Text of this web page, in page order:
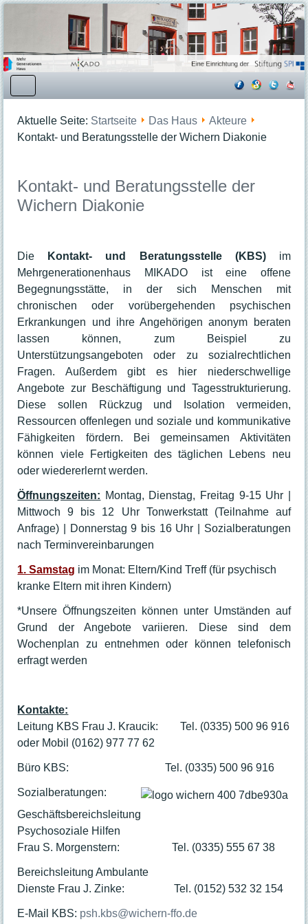
Kooperationspartner
Bildungsangebote
Dienstleistungen
Kreativangebote
Veranstaltungen & Kurse
Veranstaltungsübersicht
Kursplan
Ausstellungen
Das Haus
Leitbild
Das MIKADO in "Bild und Ton"
Geschichte
Akteure
Ehrenamt
Praktikum
Raumvermietung
Galerie
Hausordnung
Kontakt
Ansprechpartner:innen
Öffnungszeiten
Sprechzeiten
Aktuelle Seite: Startseite Das Haus
Akteure
Kontakt- und Beratungsstelle der Wichern Diakonie
Kontakt- und Beratungsstelle der
Wichern Diakonie
Die Kontakt- und Beratungsstelle (KBS)im
Mehrgenerationenhaus MIKADO ist eine offene
Begegnungsstätte, in der sich Menschen mit
chronischen oder vorübergehenden psychischen
Erkrankungen und ihre Angehörigen anonym beraten
lassen können, zum Beispiel zu
Unterstützungsangeboten oder zu sozialrechtlichen
Fragen. Außerdem gibt es hier niederschwellige
Angebote zur Beschäftigung und Tagesstrukturierung.
Diese sollen Rückzug und Isolation vermeiden,
Ressourcen offenlegen und soziale und kommunikative
Fähigkeiten fördern. Bei gemeinsamen Aktivitäten
können viele Fertigkeiten des täglichen Lebens neu
oder wiedererlernt werden.
Öffnungszeiten: Montag, Dienstag, Freitag 9-15 Uhr |
Mittwoch 9 bis 12 Uhr Tonwerkstatt (Teilnahme auf
Anfrage) | Donnerstag 9 bis 16 Uhr | Sozialberatungen
nach Terminvereinbarungen
1. Samstag im Monat: Eltern/Kind Treff (für psychisch
kranke Eltern mit ihren Kindern)
*Unsere Öffnungszeiten können unter Umständen auf
Grund der Angebote variieren. Diese sind dem
Wochenplan zu entnehmen oder können telefonisch
erfragt werden
Kontakte:
Leitung KBS Frau J. Kraucik: Tel. (0335) 500 96 916
oder Mobil (0162) 977 77 62
Büro KBS: Tel. (0335) 500 96 916
Sozialberatungen:
Geschäftsbereichsleitung
Psychosoziale Hilfen
Frau S. Morgenstern: Tel. (0335) 555 67 38
Bereichsleitung Ambulante
Dienste Frau J. Zinke: Tel. (0152) 532 32 154
E-Mail KBS: psh.kbs@wichern-ffo.de